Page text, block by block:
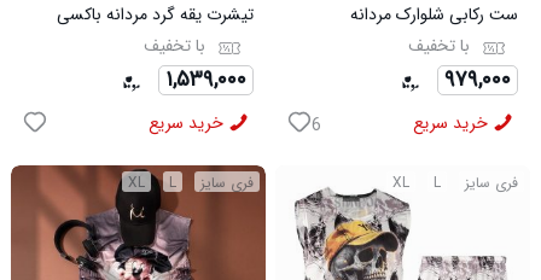
تیشرت یقه گرد مردانه باکسی
طرحدار مچینست سبز
Balenciaga مدل 50944
با تخفیف
۱,۵۳۹,۰۰۰
خرید سریع
ست رکابی شلوارک مردانه
Lion_Black مدل 3997با تخفیف
۹۷۹,۰۰۰
خرید سریع 6
فری سایز L
XL فری سایز L
XL